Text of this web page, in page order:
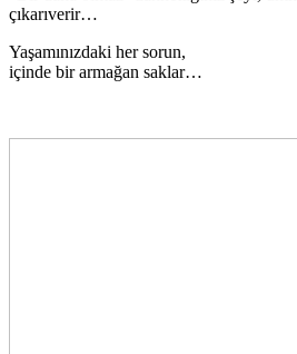
çıkarıverir…
Yaşamınızdaki her sorun,
içinde bir armağan saklar…